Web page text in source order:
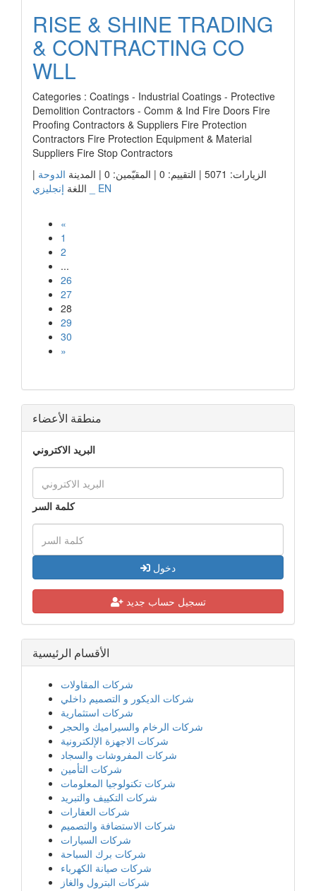
RISE & SHINE TRADING
& CONTRACTING CO
WLL
Categories : Coatings - Industrial Coatings - Protective
Demolition Contractors - Comm & Ind Fire Doors Fire
Proofing Contractors & Suppliers Fire Protection
Contractors Fire Protection Equipment & Material
Suppliers Fire Stop Contractors
الزيارات: 5071 | التقييم: 0 | المقيّمين: 0 | المدينة
الدوحة |
اللغة إنجليزي _ EN
«
1
2
...
26
27
28
29
30
»
منطقة الأعضاء
البريد الاكتروني
كلمة السر
دخول
تسجيل حساب جديد
الأقسام الرئيسية
شركات المقاولات
شركات الديكور و التصميم داخلي
شركات استثمارية
شركات الرخام والسيراميك والحجر
شركات الاجهزة الإلكترونية
شركات المفروشات والسجاد
شركات التأمين
شركات تكنولوجيا المعلومات
شركات التكييف والتبريد
شركات العقارات
شركات الاستضافة والتصميم
شركات السيارات
شركات برك السباحة
شركات صيانة الكهرباء
شركات البترول والغاز